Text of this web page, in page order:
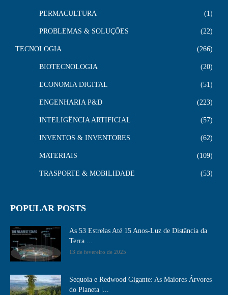
PERMACULTURA 1
PROBLEMAS & SOLUÇÕES 22
TECNOLOGIA 266
BIOTECNOLOGIA 20
ECONOMIA DIGITAL 51
ENGENHARIA P&D 223
INTELIGÊNCIA ARTIFICIAL 57
INVENTOS & INVENTORES 62
MATERIAIS 109
TRASPORTE & MOBILIDADE 53
POPULAR POSTS
As 53 Estrelas Até 15 Anos-Luz de Distância da
Terra ...
13 de fevereiro de 2025
Sequoia e Redwood Gigante: As Maiores Árvores
do Planeta |...